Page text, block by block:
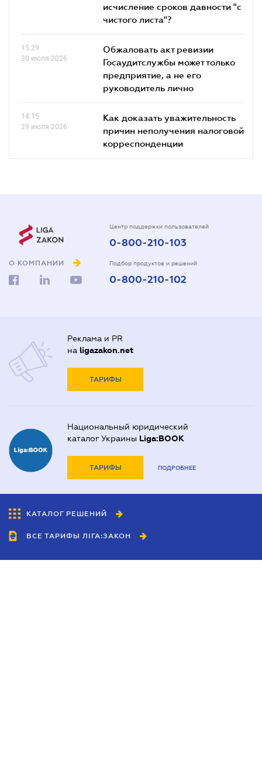
исчисление сроков давности "с
чистого листа"?
15.29
30 июля 2026
Обжаловать акт ревизии
Госаудитслужбы может только
предприятие, а не его
руководитель лично
14.15
29 июля 2026
Как доказать уважительность
причин неполучения налоговой
корреспонденции
О КОМПАНИИ
Центр поддержки пользователей
0-800-210-103
Подбор продуктов и решений
0-800-210-102
Реклама и PR
на ligazakon.net
ТАРИФЫ
Национальный юридический
каталог Украины Liga:BOOK
ТАРИФЫ ПОДРОБНЕЕ
КАТАЛОГ РЕШЕНИЙ
ВСЕ ТАРИФЫ ЛІГА:ЗАКОН